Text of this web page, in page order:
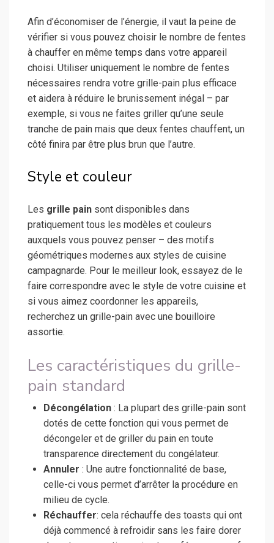
Afin d’économiser de l’énergie, il vaut la peine de
vérifier si vous pouvez choisir le nombre de fentes
à chauffer en même temps dans votre appareil
choisi. Utiliser uniquement le nombre de fentes
nécessaires rendra votre grille-pain plus efficace
et aidera à réduire le brunissement inégal – par
exemple, si vous ne faites griller qu’une seule
tranche de pain mais que deux fentes chauffent, un
côté finira par être plus brun que l’autre.
Style et couleur
Les grille pain sont disponibles dans
pratiquement tous les modèles et couleurs
auxquels vous pouvez penser – des motifs
géométriques modernes aux styles de cuisine
campagnarde. Pour le meilleur look, essayez de le
faire correspondre avec le style de votre cuisine et
si vous aimez coordonner les appareils,
recherchez un grille-pain avec une bouilloire
assortie.
Les caractéristiques du grille-
pain standard
Décongélation : La plupart des grille-pain sont
dotés de cette fonction qui vous permet de
décongeler et de griller du pain en toute
transparence directement du congélateur.
Annuler : Une autre fonctionnalité de base,
celle-ci vous permet d’arrêter la procédure en
milieu de cycle.
Réchauffer: cela réchauffe des toasts qui ont
déjà commencé à refroidir sans les faire dorer